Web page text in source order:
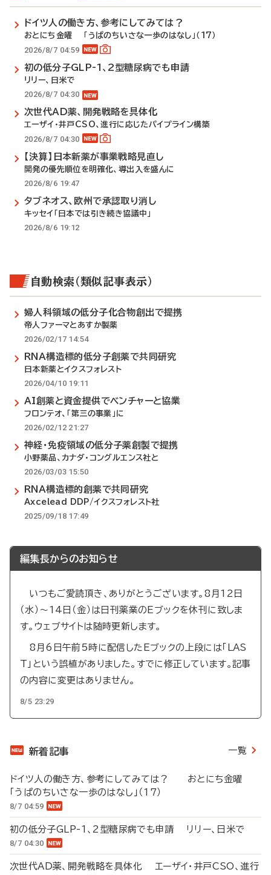
ドイツ人の働き方、参考にしてみては？
おとにち金曜 「うぱのちいさな一歩のはなし」（17）
2026/8/7 04:59
初の低分子GLP-1、2型糖尿病でも申請
リリー、日米で
2026/8/7 04:30
次世代AD薬、開発戦略を具体化
エーザイ・井戸CSO、進行に応じたパイプライン構築
2026/8/7 04:30
【決算】日本新薬が事業戦略見直し
開発の優先順位を明確化、導出入を盛んに
2026/8/6 19:47
タブネオス、欧州で承認取り消し
キッセイ「日本では引き続き協議中」
2026/8/6 19:12
自動検索（類似記事表示）
婦人科領域の低分子化合物創出で提携
帝人ファーマとあすか製薬
2026/02/17 14:54
RNA構造標的低分子創薬で共同研究
日本新薬とイクスフォレスト
2026/04/10 19:11
AI創薬と資金提供でベンチャーと協業
フロンテオ、「第三の事業」に
2026/02/12 21:27
神経・免疫領域の低分子薬創製で提携
小野薬品、カナダ・コングルエンス社と
2026/03/03 15:50
RNA構造標的創薬で共同研究
Axcelead DDP/イクスフォレスト社
2025/09/18 17:49
編集長からのお知らせ
いつもご愛読頂き、ありがとうございます。8月12日
（水）～14日（金）は日刊薬業のEブックを休刊に致しま
す。ウェブサイトは随時更新します。
8月6日午前5時に配信したEブックの上段には「LAS
T」という誤植がありました。すでに修正しています。記事
の内容に変更はありません。
8/5 23:29
新着記事 一覧
ドイツ人の働き方、参考にしてみては？ おとにち金曜
「うぱのちいさな一歩のはなし」（17）
8/7 04:59
初の低分子GLP-1、2型糖尿病でも申請 リリー、日米で
8/7 04:30
次世代AD薬、開発戦略を具体化 エーザイ・井戸CSO、進行